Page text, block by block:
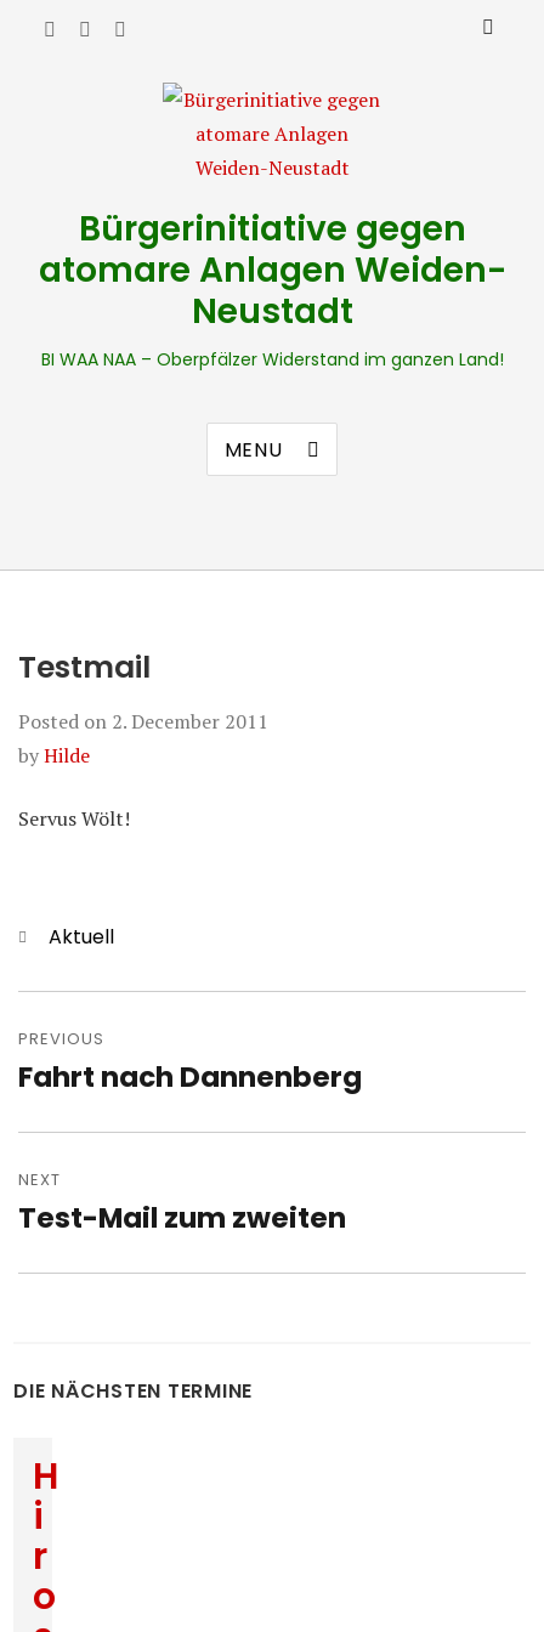
Bürgerinitiative gegen
atomare Anlagen Weiden-
Neustadt
BI WAA NAA – Oberpfälzer Widerstand im ganzen Land!
MENU
Testmail
Posted on 2. December 2011
byHilde
Servus Wölt!
Categories
Aktuell
navigation
PREVIOUS
Previous
Fahrt nach Dannenberg
NEXT
Next
Test-Mail zum zweiten
DIE NÄCHSTEN TERMINE
H
i
r
o